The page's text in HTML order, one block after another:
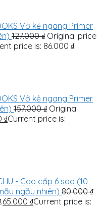
Vở kẻ ngang Primer
127.000₫ Original price
price is: 86.000 ₫.
Vở kẻ ngang Primer
157.000₫ Original
₫Current price is:
- Cao cấp 6 sao (10
ngẫu nhiên) 80.000₫
65.000 ₫Current price is: